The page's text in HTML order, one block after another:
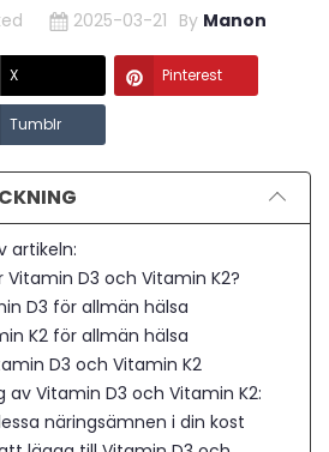
2025-03-21 By Manon
X Pinterest
Tumblr
artikeln:
Vitamin D3 och Vitamin K2?
D3 för allmän hälsa
K2 för allmän hälsa
D3 och Vitamin K2
Vitamin D3 och Vitamin K2:
näringsämnen i din kost